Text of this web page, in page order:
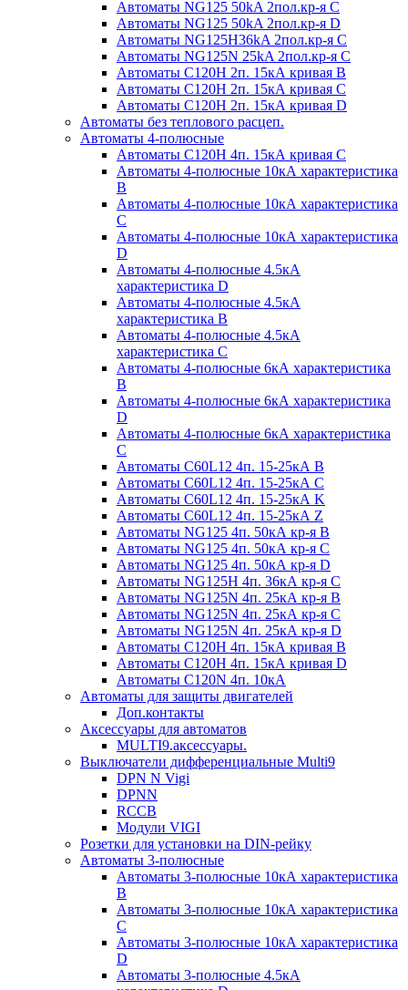
Автоматы NG125 50kA 2пол.кр-я C
Автоматы NG125 50kA 2пол.кр-я D
Автоматы NG125H36kA 2пол.кр-я C
Автоматы NG125N 25kA 2пол.кр-я C
Автоматы С120H 2п. 15кА кривая B
Автоматы С120H 2п. 15кА кривая C
Автоматы С120H 2п. 15кА кривая D
Автоматы без теплового расцеп.
Автоматы 4-полюсные
Автоматы С120H 4п. 15кА кривая C
Автоматы 4-полюсные 10кА характеристика
B
Автоматы 4-полюсные 10кА характеристика
C
Автоматы 4-полюсные 10кА характеристика
D
Автоматы 4-полюсные 4.5кА
характеристика D
Автоматы 4-полюсные 4.5кА
характеристика В
Автоматы 4-полюсные 4.5кА
характеристика С
Автоматы 4-полюсные 6кА характеристика
B
Автоматы 4-полюсные 6кА характеристика
D
Автоматы 4-полюсные 6кА характеристика
С
Автоматы C60L12 4п. 15-25кА B
Автоматы C60L12 4п. 15-25кА C
Автоматы C60L12 4п. 15-25кА K
Автоматы C60L12 4п. 15-25кА Z
Автоматы NG125 4п. 50кА кр-я B
Автоматы NG125 4п. 50кА кр-я C
Автоматы NG125 4п. 50кА кр-я D
Автоматы NG125H 4п. 36кА кр-я C
Автоматы NG125N 4п. 25кА кр-я B
Автоматы NG125N 4п. 25кА кр-я C
Автоматы NG125N 4п. 25кА кр-я D
Автоматы С120H 4п. 15кА кривая B
Автоматы С120H 4п. 15кА кривая D
Автоматы С120N 4п. 10кА
Автоматы для защиты двигателей
Доп.контакты
Аксессуары для автоматов
MULTI9.аксессуары.
Выключатели дифференциальные Multi9
DPN N Vigi
DPNN
RCCB
Модули VIGI
Розетки для установки на DIN-рейку
Автоматы 3-полюсные
Автоматы 3-полюсные 10кА характеристика
B
Автоматы 3-полюсные 10кА характеристика
C
Автоматы 3-полюсные 10кА характеристика
D
Автоматы 3-полюсные 4.5кА